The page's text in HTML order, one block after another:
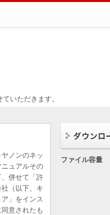
いただきます。
ノンのネッ
ュアルその
併せて「許
（以下、キ
」をインス
意されたも
ファイル容量